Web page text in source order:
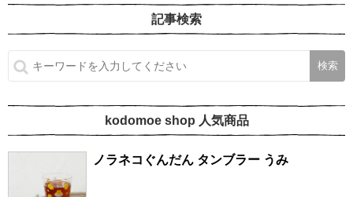
記事検索
kodomoe shop 人気商品
ノラネコぐんだん タンブラー うみ